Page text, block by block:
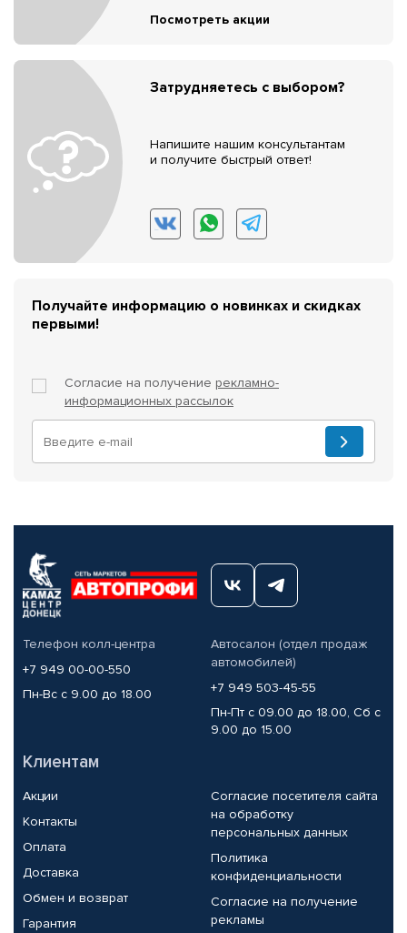
Посмотреть акции
Затрудняетесь с выбором?
Напишите нашим консультантам
и получите быстрый ответ!
Получайте информацию о новинках и скидках
первыми!
Согласие на получение рекламно-
информационных рассылок
Телефон колл-центра
+7 949 00-00-550
Пн-Вс с 9.00 до 18.00
Автосалон (отдел продаж
автомобилей)
+7 949 503-45-55
Пн-Пт с 09.00 до 18.00, Сб с
9.00 до 15.00
Клиентам
Акции
Контакты
Оплата
Доставка
Обмен и возврат
Гарантия
Согласие посетителя сайта
на обработку
персональных данных
Политика
конфиденциальности
Согласие на получение
рекламы